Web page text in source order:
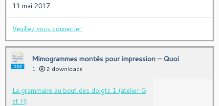
11 mai 2017
Veuillez vous connecter
Mimogrammes montés pour impression – Quoi
1 2 downloads
La grammaire au bout des doigts 1 (atelier G
et H)